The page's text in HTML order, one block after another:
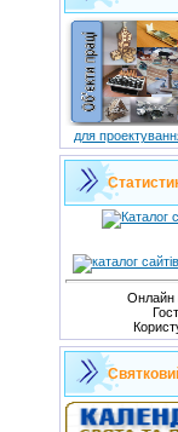
для
Онлайн